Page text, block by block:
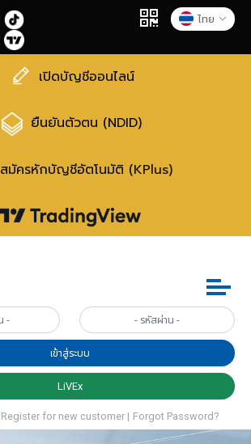
ไทย
เปิดบัญชีออนไลน์
ยืนยันตัวตน (NDID)
สมัครหักบัญชีอัตโนมัติ (KPlus)